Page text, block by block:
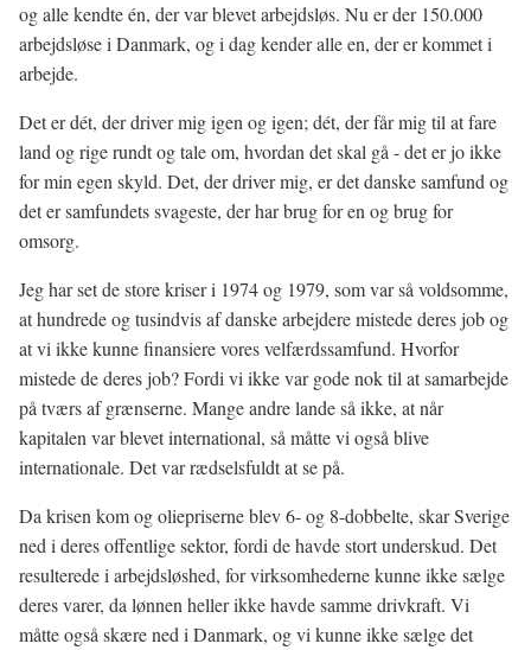
og alle kendte én, der var blevet arbejdsløs. Nu er der 150.000
arbejdsløse i Danmark, og i dag kender alle en, der er kommet i
arbejde.
Det er dét, der driver mig igen og igen; dét, der får mig til at fare
land og rige rundt og tale om, hvordan det skal gå - det er jo ikke
for min egen skyld. Det, der driver mig, er det danske samfund og
det er samfundets svageste, der har brug for en og brug for
omsorg.
Jeg har set de store kriser i 1974 og 1979, som var så voldsomme,
at hundrede og tusindvis af danske arbejdere mistede deres job og
at vi ikke kunne finansiere vores velfærdssamfund. Hvorfor
mistede de deres job? Fordi vi ikke var gode nok til at samarbejde
på tværs af grænserne. Mange andre lande så ikke, at når
kapitalen var blevet international, så måtte vi også blive
internationale. Det var rædselsfuldt at se på.
Da krisen kom og oliepriserne blev 6- og 8-dobbelte, skar Sverige
ned i deres offentlige sektor, fordi de havde stort underskud. Det
resulterede i arbejdsløshed, for virksomhederne kunne ikke sælge
deres varer, da lønnen heller ikke havde samme drivkraft. Vi
måtte også skære ned i Danmark, og vi kunne ikke sælge det